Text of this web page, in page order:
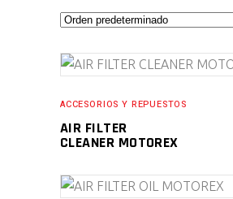
ACCESORIOS Y REPUESTOS
AIR FILTER
CLEANER MOTOREX